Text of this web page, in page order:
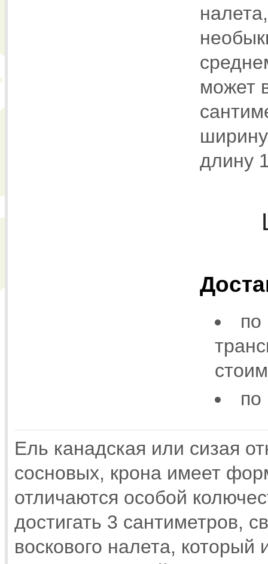
может
длину
по
по
Ель канадская или сизая
сосновых, крона имеет
отличаются особой
достигать 3 сантиметров,
воскового налета, который